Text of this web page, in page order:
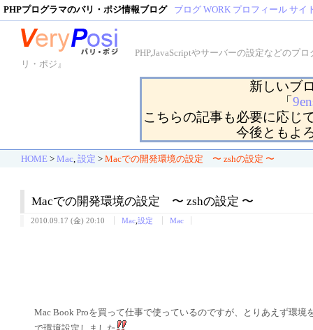
PHPプログラマのバリ・ポジ情報ブログ ブログ WORK プロフィール サイ
PHP,JavaScriptやサーバーの設定などのプ
リ・ポジ』
新しいブ
「
こちらの記事も必要に応じ
今後ともよ
HOME > Mac, 設定 > Macでの開発環境の設定 〜 zshの設定 〜
Macでの開発環境の設定 〜 zshの設定 〜
2010.09.17 (金) 20:10 Mac ,設定 Mac
Mac Book Proを買って仕事で使っているのですが、とりあえず環境
で環境設定しました